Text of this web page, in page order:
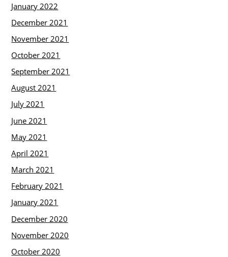
January 2022
December 2021
November 2021
October 2021
September 2021
August 2021
July 2021
June 2021
May 2021
April 2021
March 2021
February 2021
January 2021
December 2020
November 2020
October 2020